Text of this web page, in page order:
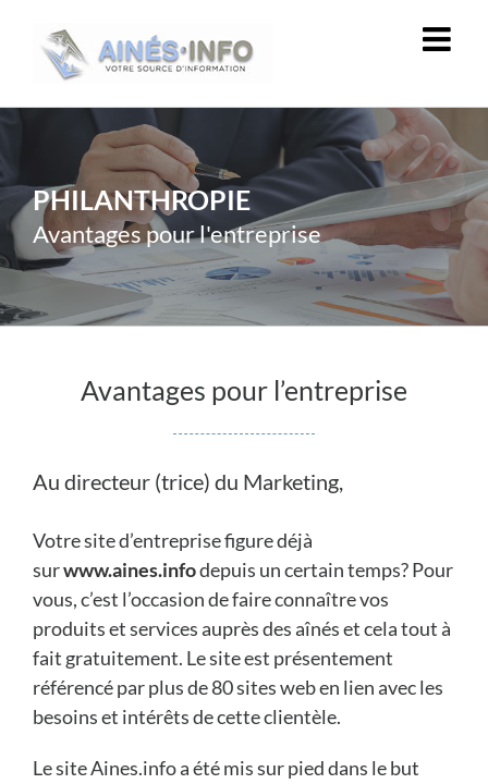
contenu
PHILANTHROPIE
Avantages pour l'entreprise
Avantages pour l’entreprise
Au directeur (trice) du Marketing,
Votre site d’entreprise figure déjà
surwww.aines.infodepuis un certain temps? Pour
vous, c’est l’occasion de faire connaître vos
produits et services auprès des aînés et cela tout à
fait gratuitement. Le site est présentement
référencé par plus de 80 sites web en lien avec les
besoins et intérêts de cette clientèle.
Le site Aines.info a été mis sur pied dans le but